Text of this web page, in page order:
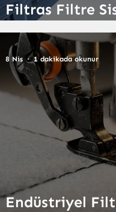
Filtras Filtre
Sektörlerde
Endüstriyel
8 Nis 1 dakikada okunur